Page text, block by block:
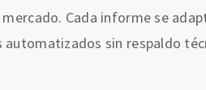
Cada informe se
sin respaldo